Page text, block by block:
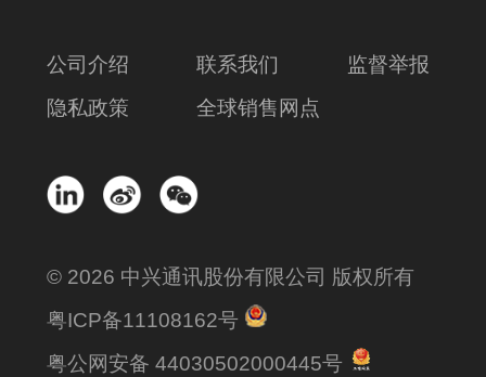
公司介绍 联系我们
监督举报
隐私政策
全球销售网点
© 2026 中兴通讯股份有限公司 版权所有
粤ICP备11108162号
粤公网安备 44030502000445号